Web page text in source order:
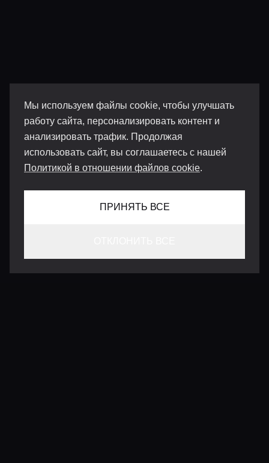
Мы используем файлы cookie, чтобы улучшать
работу сайта, персонализировать контент и
анализировать трафик. Продолжая
использовать сайт, вы соглашаетесь с нашей
Политикой в отношении файлов cookie.
ПРИНЯТЬ ВСЕ